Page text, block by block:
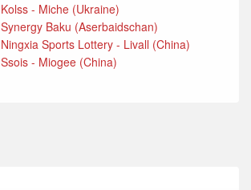
Kolss - Miche (Ukraine)
Synergy Baku (Aserbaidschan)
Ningxia Sports Lottery - Livall (China)
Ssois - Miogee (China)